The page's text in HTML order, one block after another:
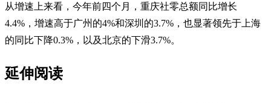
从增速上来看，今年前四个月，重庆社零总额同比增长
4.4%，增速高于广州的4%和深圳的3.7%，也显著领先于上海
的同比下降0.3%，以及北京的下滑3.7%。
延伸阅读